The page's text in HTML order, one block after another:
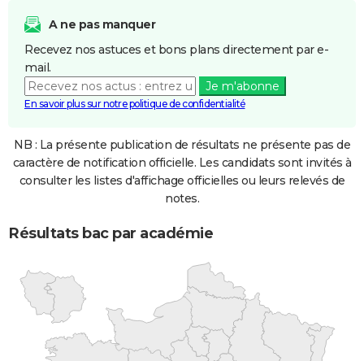
A ne pas manquer
Recevez nos astuces et bons plans directement par e-
mail.
Je m'abonne
En savoir plus sur notre politique de confidentialité
NB : La présente publication de résultats ne présente pas de
caractère de notification officielle. Les candidats sont invités à
consulter les listes d'affichage officielles ou leurs relevés de
notes.
Résultats bac par académie